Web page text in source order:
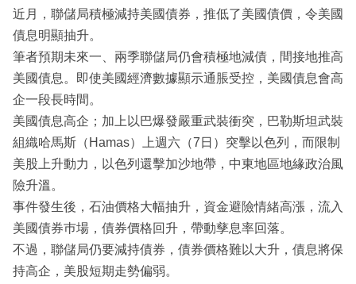
近月，聯儲局積極減持美國債券，推低了美國債價，令美國
債息明顯抽升。
筆者預期未來一、兩季聯儲局仍會積極地減債，間接地推高
美國債息。即使美國經濟數據顯示通脹受控，美國債息會高
企一段長時間。
美國債息高企；加上以巴爆發嚴重武裝衝突，巴勒斯坦武裝
組織哈馬斯（Hamas）上週六（7日）突擊以色列，而限制
美股上升動力，以色列還擊加沙地帶，中東地區地緣政治風
險升溫。
事件發生後，石油價格大幅抽升，資金避險情緒高漲，流入
美國債券巿場，債券價格回升，帶動孳息率回落。
不過，聯儲局仍要減持債券，債券價格難以大升，債息將保
持高企，美股短期走勢偏弱。